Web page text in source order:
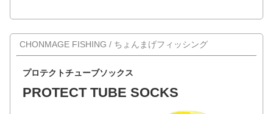
CHONMAGE FISHING / ちょんまげフィッシング
プロテクトチューブソックス
PROTECT TUBE SOCKS